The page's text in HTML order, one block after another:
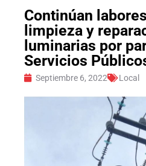
Continúan
limpieza y
luminarias por
Servicios
Septiembre 6, 2022 Local